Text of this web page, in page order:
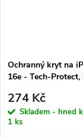
Ochranný kryt na
16e - Tech-
274 Kč
Skladem - hned
1 ks